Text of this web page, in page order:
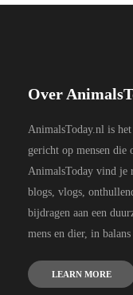
Over
AnimalsToday.nl is
gericht op mensen
AnimalsToday vind je
blogs, vlogs,
bijdragen aan een
mens en dier, in
LEARN MORE